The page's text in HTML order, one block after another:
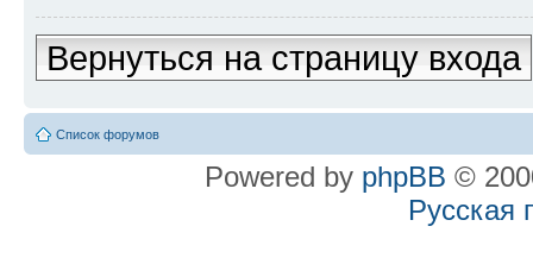
Вернуться на страницу входа
Список форумов
Powered by phpBB ©
Русская